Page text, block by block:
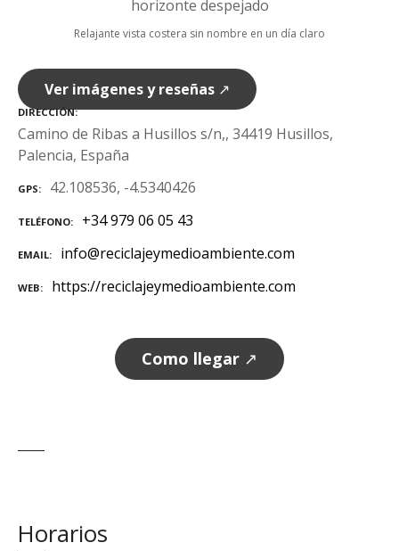
Relajante vista costera sin nombre en un día claro
Ver imágenes y reseñas ↗
DIRECCIÓN
Camino de Ribas a Husillos s/n,, 34419 Husillos,
Palencia, España
GPS 42.108536, -4.5340426
TELÉFONO +34 979 06 05 43
EMAIL info@reciclajeymedioambiente.com
WEB https://reciclajeymedioambiente.com
Como llegar ↗
Horarios